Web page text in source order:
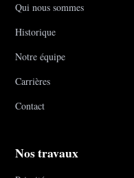
Qui nous sommes
Historique
Notre équipe
Carrières
Contact
Nos travaux